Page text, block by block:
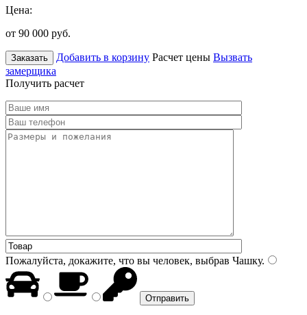
Цена:
от 90 000 руб.
Заказать Добавить в корзину Расчет цены Вызвать
замерщика
Получить расчет
Пожалуйста, докажите, что вы человек, выбрав Чашку.